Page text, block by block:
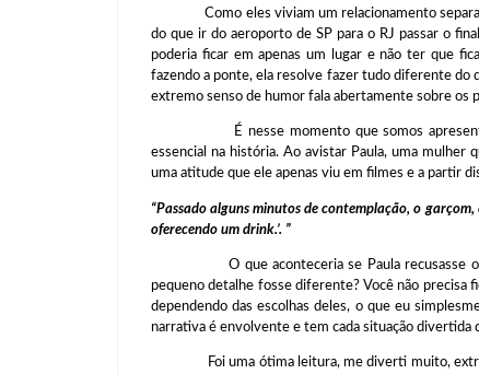
Como eles viviam um relacionamento
do que ir do aeroporto de SP para o RJ passar o
poderia ficar em apenas um lugar e não ter que
fazendo a ponte, ela resolve fazer tudo diferente do
extremo senso de humor fala abertamente sobre os
É nesse momento que somos
essencial na história. Ao avistar Paula, uma mulher
uma atitude que ele apenas viu em filmes e a partir
“Passado alguns minutos de contemplação, o
oferecendo um drink.’. ”
O que aconteceria se Paula recusasse o
pequeno detalhe fosse diferente? Você não precisa
dependendo das escolhas deles, o que eu
narrativa é envolvente e tem cada situação divertida
Foi uma ótima leitura, me diverti muito,